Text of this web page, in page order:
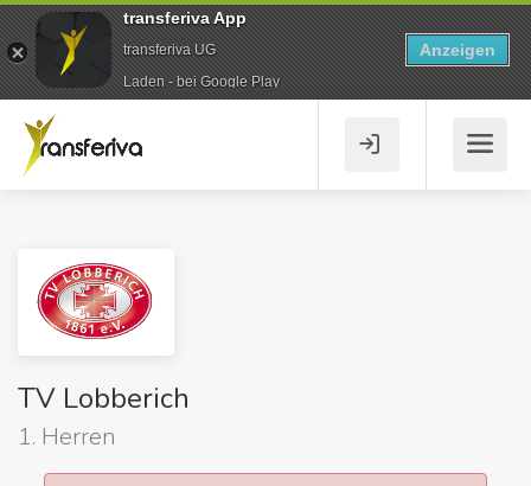
TV Lobberich
1. Herren
transferiva App
transferiva UG
Laden - bei Google Play
Anzeigen